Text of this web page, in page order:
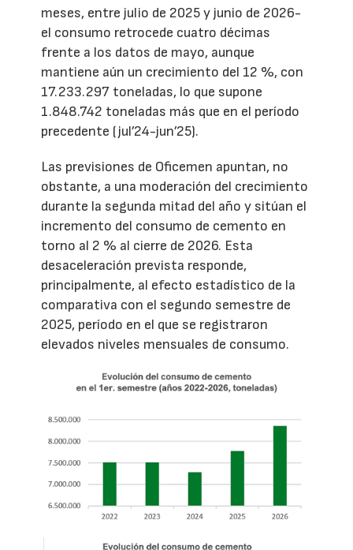
meses, entre julio de 2025 y junio de 2026-
el consumo retrocede cuatro décimas
frente a los datos de mayo, aunque
mantiene aún un crecimiento del 12 %, con
17.233.297 toneladas, lo que supone
1.848.742 toneladas más que en el período
precedente (jul’24-jun’25).
Las previsiones de Oficemen apuntan, no
obstante, a una moderación del crecimiento
durante la segunda mitad del año y sitúan el
incremento del consumo de cemento en
torno al 2 % al cierre de 2026. Esta
desaceleración prevista responde,
principalmente, al efecto estadístico de la
comparativa con el segundo semestre de
2025, período en el que se registraron
elevados niveles mensuales de consumo.